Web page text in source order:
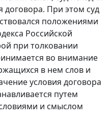
договора. При этом суд
положениями
Российской
при толковании
во внимание
в нем слов и
условия договора
путем
и смыслом